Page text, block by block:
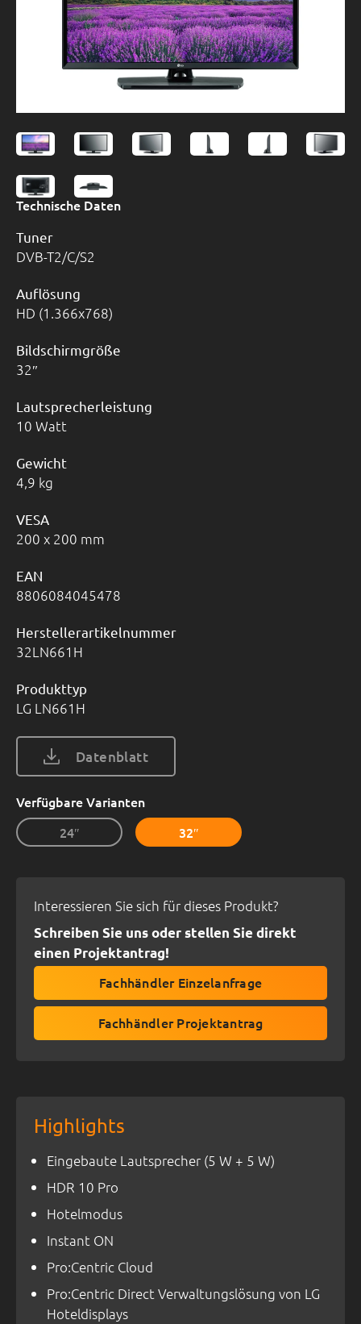
Technische Daten
Tuner
DVB-T2/C/S2
Auflösung
HD (1.366x768)
Bildschirmgröße
32
Lautsprecherleistung
10 Watt
Gewicht
4,9 kg
VESA
200 x 200 mm
EAN
8806084045478
Herstellerartikelnummer
32LN661H
Produkttyp
LG LN661H
Datenblatt
Verfügbare Varianten
24″
32″
Interessieren Sie sich für dieses Produkt?
Schreiben Sie uns oder stellen Sie direkt
einen Projektantrag!
Fachhändler Einzelanfrage
Fachhändler Projektantrag
Highlights
Eingebaute Lautsprecher (5 W + 5 W)
HDR 10 Pro
Hotelmodus
Instant ON
Pro:Centric Cloud
Pro:Centric Direct Verwaltungslösung von LG
Hoteldisplays